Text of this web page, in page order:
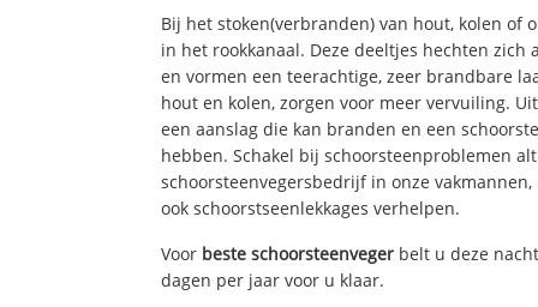
Bij het stoken(verbranden) van hout, kolen of
in het rookkanaal. Deze deeltjes hechten zich
en vormen een teerachtige, zeer brandbare
hout en kolen, zorgen voor meer vervuiling.
een aanslag die kan branden en een
hebben. Schakel bij schoorsteenproblemen
schoorsteenvegersbedrijf in onze
ook schoorstseenlekkages verhelpen.
Voor beste schoorsteenveger belt u deze
dagen per jaar voor u klaar.